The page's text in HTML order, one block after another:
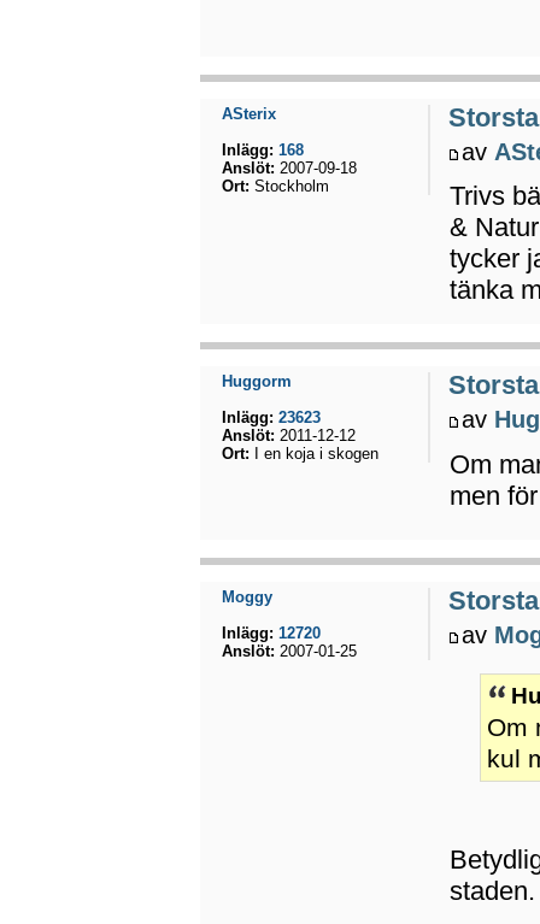
av
Trivs
&
tycker
tänka
ASterix
Inlägg: 168
Anslöt: 2007-09-18
Ort: Stockholm
av
Om
men
Huggorm
Inlägg: 23623
Anslöt: 2011-12-12
Ort: I en koja i skogen
av
Om
kul
staden.
Moggy
Inlägg: 12720
Anslöt: 2007-01-25